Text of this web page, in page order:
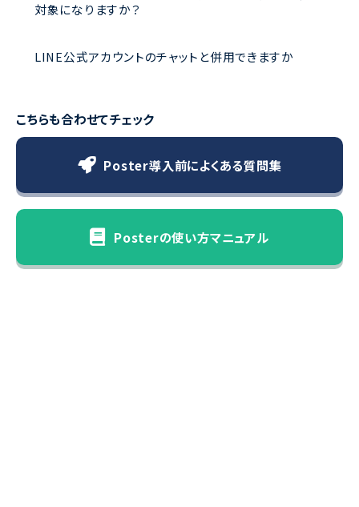
対象になりますか？
LINE公式アカウントのチャットと併用できますか
こちらも合わせてチェック
Poster導入前によくある質問集
Posterの使い方マニュアル